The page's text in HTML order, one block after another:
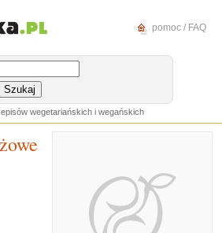
pomoc / FAQ
wegetariańskich i wegańskich